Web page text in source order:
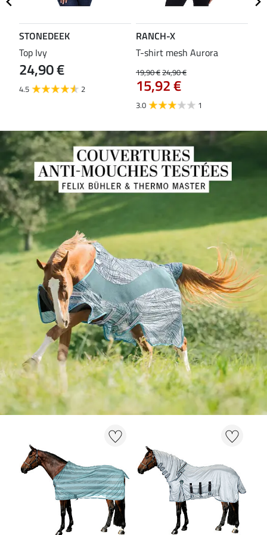
STONEDEEK
Top Ivy
24,90 €
4.5 2
RANCH-X
T-shirt mesh Aurora
19,90 €24,90 €
15,92 €
3.0 1